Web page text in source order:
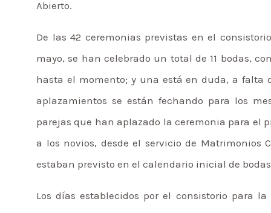
Abierto.
De las 42 ceremonias previstas en el
mayo, se han celebrado un total de 11 bodas,
hasta el momento; y una está en duda, a falta
aplazamientos se están fechando para los
parejas que han aplazado la ceremonia para el
a los novios, desde el servicio de Matrimonios
estaban previsto en el calendario inicial de
Los días establecidos por el consistorio para